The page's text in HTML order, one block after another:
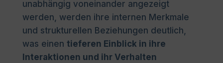
unabhängig voneinander angezeigt
werden, werden ihre internen Merkmale
und strukturellen Beziehungen deutlich,
was einen tieferen Einblick in ihre
Interaktionen und ihr Verhalten